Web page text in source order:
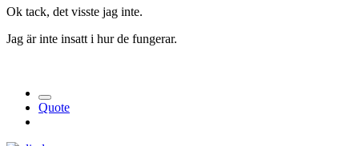
Ok tack, det visste jag inte.
Jag är inte insatt i hur de fungerar.
Quote